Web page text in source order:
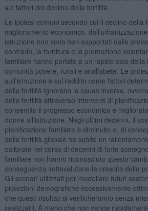
sui fattori del declino della fertilità.
Le ipotesi comuni secondo cui il declino della
miglioramento economico,
istruzione non sono ben supportati dalle
contrario, la fornitura e la promozione
familiare hanno portato a un rapido calo della
comunità povere, rurali e analfabete. Le
sull’istruzione e sul reddito come fattori
della fertilità ignorano la causa inversa,
della fertilità attraverso interventi di
consentito il progresso economico e
donne all’istruzione. Negli ultimi decenni, il
pianificazione familiare è diminuito e, di
della fertilità globale ha subito un
calibrate nel corso di decenni di forte
familiare non hanno riconosciuto questo
conseguenza sottovalutano la crescita della
Gli scenari utilizzati per modellare futuri
proiezioni demografiche eccessivamente
che questi risultati si verificheranno senza
realizzarli. A meno che non venga